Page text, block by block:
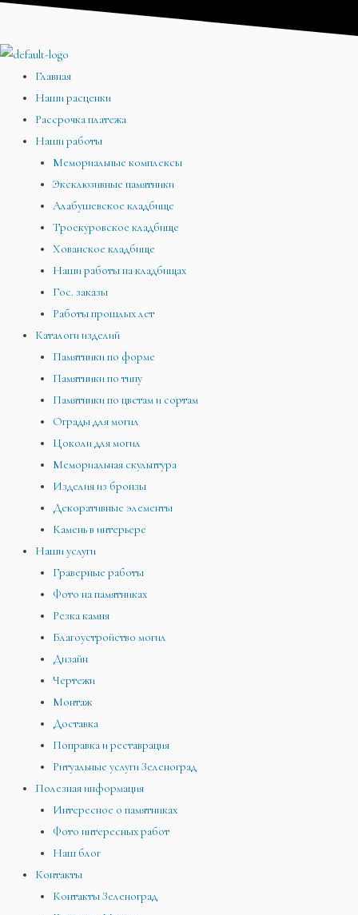
Перейти
содержимому
Главная
Наши расценки
Рассрочка платежа
Наши работы
Мемориальные комплексы
Эксклюзивные памятники
Алабушевское кладбище
Троекуровское кладбище
Хованское кладбище
Наши работы на кладбищах
Гос. заказы
Работы прошлых лет
Каталоги изделий
Памятники по форме
Памятники по типу
Памятники по цветам и сортам
Ограды для могил
Цоколи для могил
Мемориальная скульптура
Изделия из бронзы
Декоративные элементы
Камень в интерьере
Наши услуги
Граверные работы
Фото на памятниках
Резка камня
Благоустройство могил
Дизайн
Чертежи
Монтаж
Доставка
Поправка и реставрация
Ритуальные услуги Зеленоград
Полезная информация
Интересное о памятниках
Фото интересных работ
Наш блог
Контакты
Контакты Зеленоград